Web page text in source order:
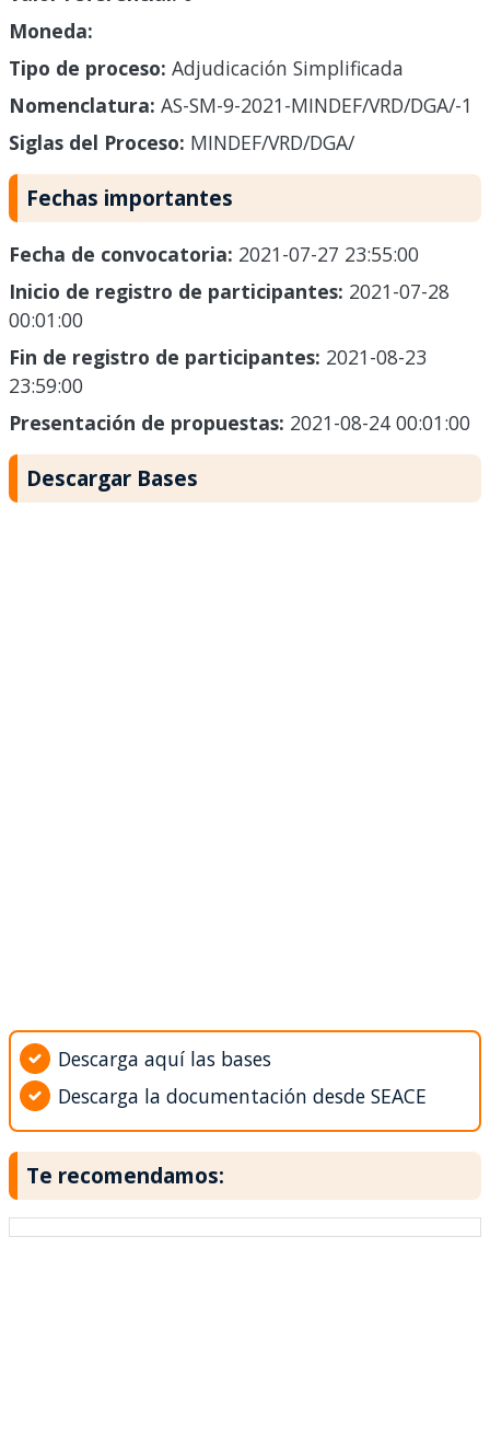
Moneda:
Tipo de proceso: Adjudicación Simplificada
Nomenclatura: AS-SM-9-2021-MINDEF/VRD/DGA/-1
Siglas del Proceso: MINDEF/VRD/DGA/
Fechas importantes
Fecha de convocatoria: 2021-07-27 23:55:00
Inicio de registro de participantes: 2021-07-28
00:01:00
Fin de registro de participantes: 2021-08-23
23:59:00
Presentación de propuestas: 2021-08-24 00:01:00
Descargar Bases
Descarga aquí las bases
Descarga la documentación desde SEACE
Te recomendamos: